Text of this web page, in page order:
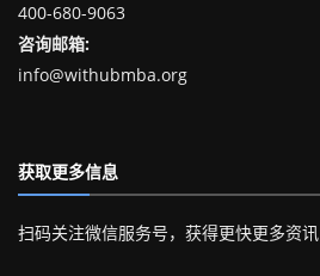
400-680-9063
咨询邮箱:
info@withubmba.org
获取更多信息
扫码关注微信服务号，获得更快更多资讯